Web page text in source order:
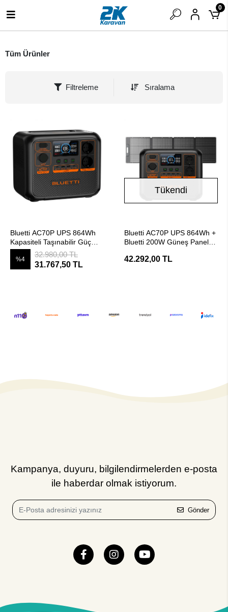
0
Tüm Ürünler
Filtreleme Sıralama
Bluetti AC70P UPS 864Wh
Kapasiteli Taşınabilir Güç
Kaynağı
%4
32.980,00 TL
31.767,50 TL
Tükendi
Bluetti AC70P UPS 864Wh +
Bluetti 200W Güneş Panel
42.292,00 TL
Kampanya, duyuru, bilgilendirmelerden e-posta
ile haberdar olmak istiyorum.
Gönder